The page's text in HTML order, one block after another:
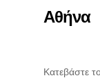
Αθήνα
Κατεβάστε